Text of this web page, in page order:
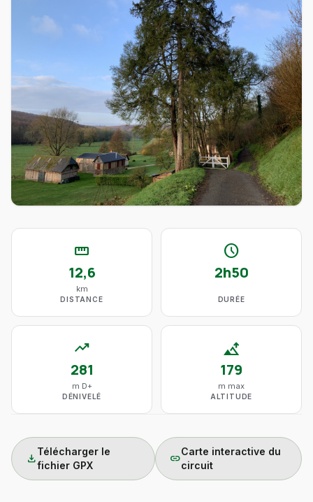
straighten
12,6
km
DISTANCE
schedule
2h50
DURÉE
trending_up
281
m D+
DÉNIVELÉ
altitude
179
m max
ALTITUDE
download
Télécharger le
fichier GPX
link
Carte interactive du
circuit